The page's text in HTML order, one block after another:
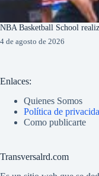
NBA Basketball School
4 de agosto de 2026
Enlaces:
Quienes Somos
Política de
Como publicarte
Transversalrd.com